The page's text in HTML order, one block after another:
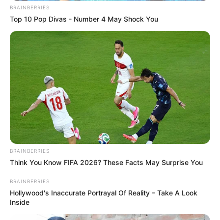
legkeményebbkritika
Legutóbbi cikkek
⚖️ Jogszerűen elvehetik Mészárosék egyik
legnagyobb ékkövét – ez lehet a vagyonvisszaszerzés
nagy dobása
💔 Drámai hír érkezett Rubint Rékáról – megható
reakciók érkeztek
🚨 Mi folyik itt? Titokban 2061-ig hosszabbították
meg a híres NER-vállalkozó koncesszióját
🚨 Friss: a Fidesz kivonul az államfőválasztásról –
szerintük színjáték Baka András megválasztása
BRAINBERRIES
Top 10 Pop Divas - Number 4 May Shock You
BRAINBERRIES
Think You Know FIFA 2026? These Facts May Surprise You
BRAINBERRIES
Hollywood's Inaccurate Portrayal Of Reality – Take A Look
Inside